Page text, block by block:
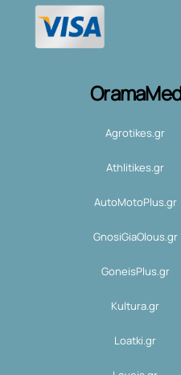
Agrotikes.gr
Athlitikes.gr
AutoMotoPlus.gr
GnosiGiaOlous.gr
GoneisPlus.gr
Kultura.gr
Loatki.gr